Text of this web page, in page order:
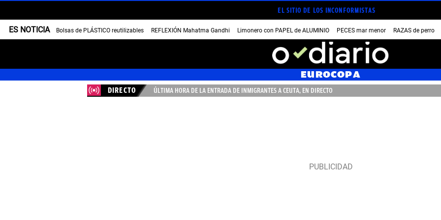
EL SITIO DE LOS INCONFORMISTAS
ES NOTICIA Bolsas de PLÁSTICO reutilizables REFLEXIÓN Mahatma Gandhi Limonero con PAPEL de ALUMINIO PECES mar menor RAZAS de perro
EUROCOPA
DIRECTO ÚLTIMA HORA DE LA ENTRADA DE INMIGRANTES A CEUTA, EN DIRECTO